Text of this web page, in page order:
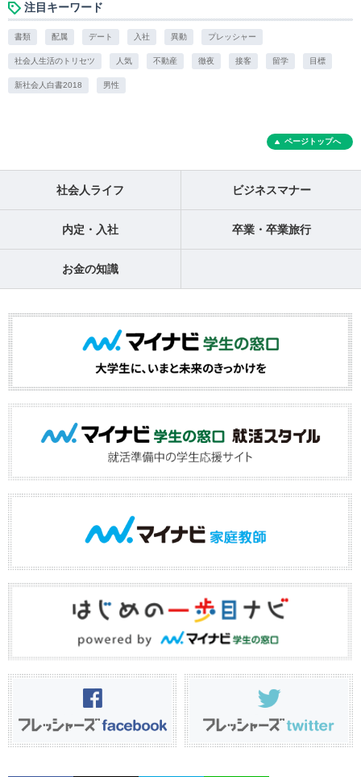
注目キーワード
書類 配属 デート 入社 異動 プレッシャー
社会人生活のトリセツ 人気 不動産 徹夜 接客 留学 目標
新社会人白書2018 男性
ページトップへ
社会人ライフ ビジネスマナー
内定・入社 卒業・卒業旅行
お金の知識